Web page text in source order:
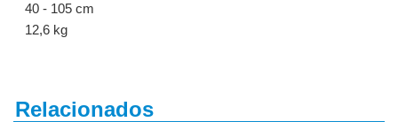
40 - 105 cm
12,6 kg
Relacionados